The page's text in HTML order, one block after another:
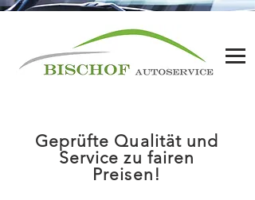
Geprüfte Qualität und
Service zu fairen
Preisen!